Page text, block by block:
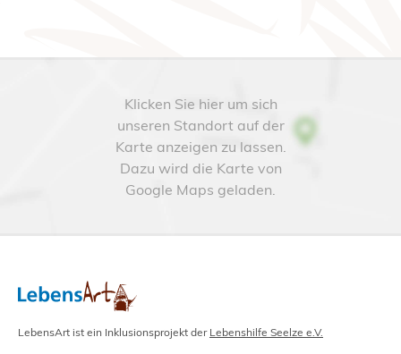
Klicken Sie hier um sich
unseren Standort auf der
Karte anzeigen zu lassen.
Dazu wird die Karte von
Google Maps geladen.
LebensArt ist ein Inklusionsprojekt der Lebenshilfe Seelze e.V.